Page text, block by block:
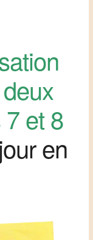
et 8
en